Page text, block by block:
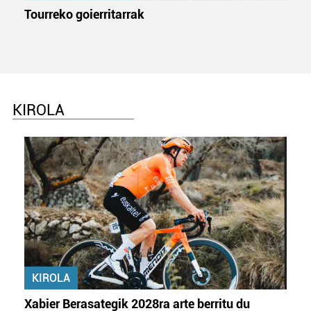
Tourreko goierritarrak
KIROLA
KIROLA
Xabier Berasategik 2028ra arte berritu du